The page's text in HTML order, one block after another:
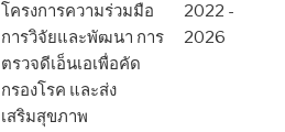
โครงการความร่วมมือ
การวิจัยและพัฒนา การ
ตรวจดีเอ็นเอเพื่อคัด
กรองโรค และส่ง
เสริมสุขภาพ
2022 -
2026